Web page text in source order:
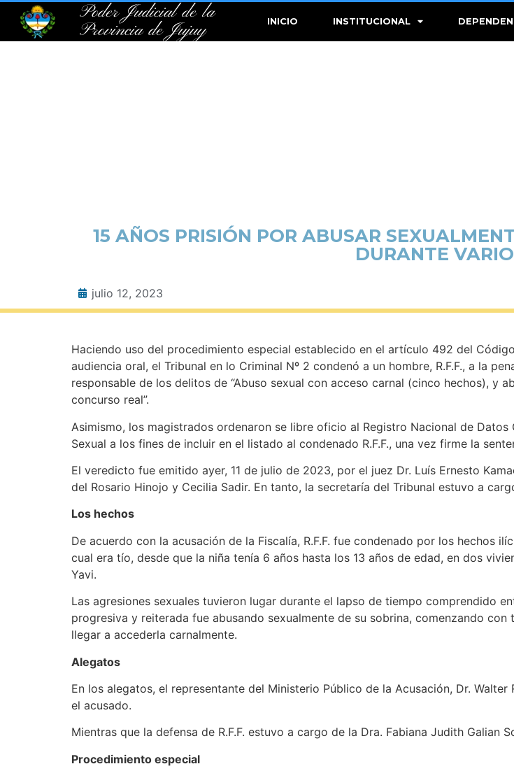
Poder Judicial de la
Provincia de Jujuy
INICIO INSTITUCIONAL
15 AÑOS PRISIÓN POR ABUSAR
DURANTE
julio 12, 2023
Haciendo uso del procedimiento especial establecido en el artículo 492 del
audiencia oral, el Tribunal en lo Criminal Nº 2 condenó a un hombre, R.F.F., a la
responsable de los delitos de “Abuso sexual con acceso carnal (cinco hechos), y
concurso real”.
Asimismo, los magistrados ordenaron se libre oficio al Registro Nacional de
Sexual a los fines de incluir en el listado al condenado R.F.F., una vez firme la
El veredicto fue emitido ayer, 11 de julio de 2023, por el juez Dr. Luís Ernesto
del Rosario Hinojo y Cecilia Sadir. En tanto, la secretaría del Tribunal estuvo a
Los hechos
De acuerdo con la acusación de la Fiscalía, R.F.F. fue condenado por los hechos
cual era tío, desde que la niña tenía 6 años hasta los 13 años de edad, en dos
Yavi.
Las agresiones sexuales tuvieron lugar durante el lapso de tiempo comprendido
progresiva y reiterada fue abusando sexualmente de su sobrina, comenzando
llegar a accederla carnalmente.
Alegatos
En los alegatos, el representante del Ministerio Público de la Acusación, Dr.
el acusado.
Mientras que la defensa de R.F.F. estuvo a cargo de la Dra. Fabiana Judith Galian
Procedimiento especial